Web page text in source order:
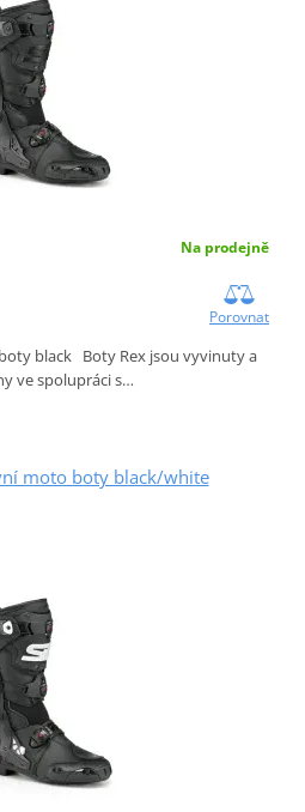
Na prodejně
Porovnat
black Boty Rex jsou vyvinuty a
ve spolupráci s…
moto boty black/white